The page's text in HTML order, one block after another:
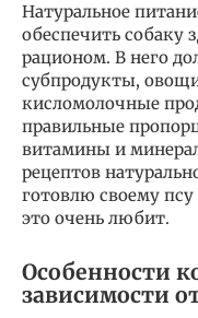
Натуральное
обеспечить собаку
рационом. В него
субпродукты,
кисломолочные
правильные
витамины и
рецептов
готовлю своему
это очень любит.
Особенности
зависимости